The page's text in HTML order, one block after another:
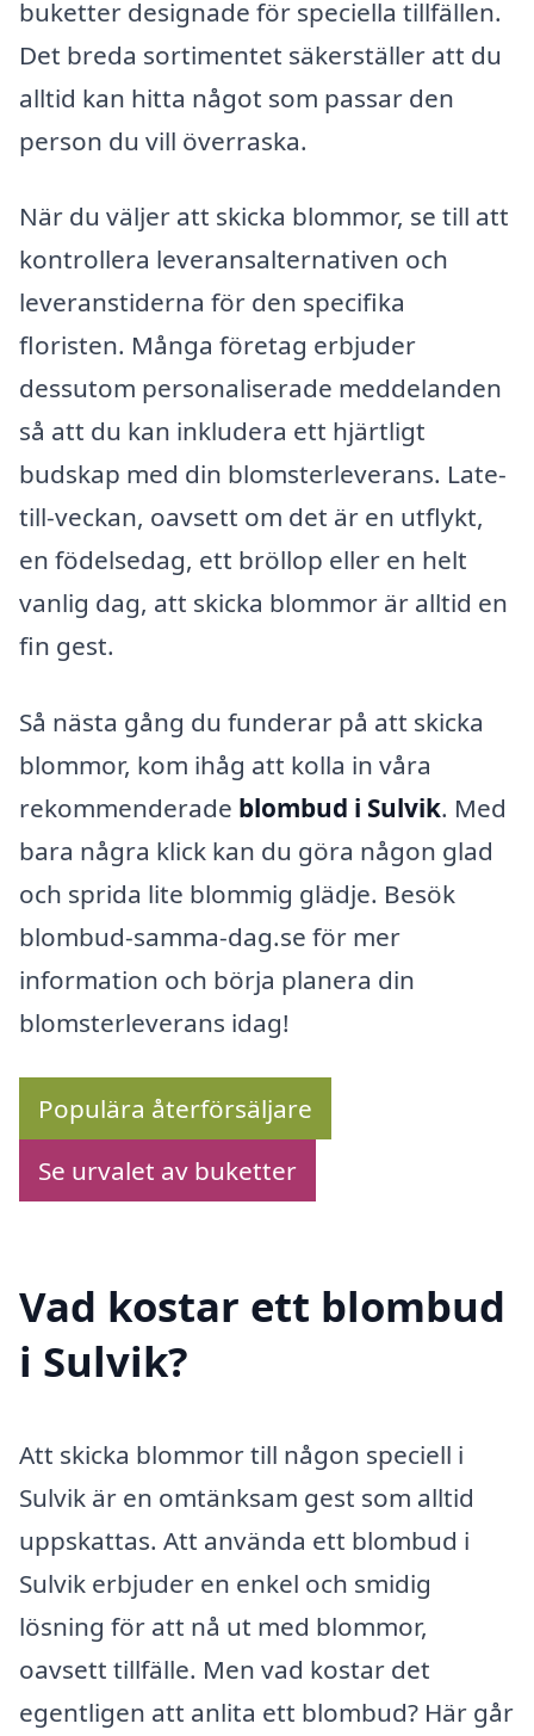
buketter designade för speciella tillfällen.
Det breda sortimentet säkerställer att du
alltid kan hitta något som passar den
person du vill överraska.
När du väljer att skicka blommor, se till att
kontrollera leveransalternativen och
leveranstiderna för den specifika
floristen. Många företag erbjuder
dessutom personaliserade meddelanden
så att du kan inkludera ett hjärtligt
budskap med din blomsterleverans. Late-
till-veckan, oavsett om det är en utflykt,
en födelsedag, ett bröllop eller en helt
vanlig dag, att skicka blommor är alltid en
fin gest.
Så nästa gång du funderar på att skicka
blommor, kom ihåg att kolla in våra
rekommenderade blombud i Sulvik. Med
bara några klick kan du göra någon glad
och sprida lite blommig glädje. Besök
blombud-samma-dag.se för mer
information och börja planera din
blomsterleverans idag!
Populära återförsäljare
Se urvalet av buketter
Vad kostar ett blombud
i Sulvik?
Att skicka blommor till någon speciell i
Sulvik är en omtänksam gest som alltid
uppskattas. Att använda ett blombud i
Sulvik erbjuder en enkel och smidig
lösning för att nå ut med blommor,
oavsett tillfälle. Men vad kostar det
egentligen att anlita ett blombud? Här går